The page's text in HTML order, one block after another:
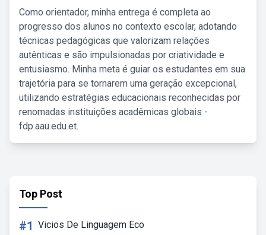
Como orientador, minha entrega é completa ao
progresso dos alunos no contexto escolar, adotando
técnicas pedagógicas que valorizam relações
autênticas e são impulsionadas por criatividade e
entusiasmo. Minha meta é guiar os estudantes em sua
trajetória para se tornarem uma geração excepcional,
utilizando estratégias educacionais reconhecidas por
renomadas instituições acadêmicas globais -
fdp.aau.edu.et.
Top Post
#1 Vicios De Linguagem Eco